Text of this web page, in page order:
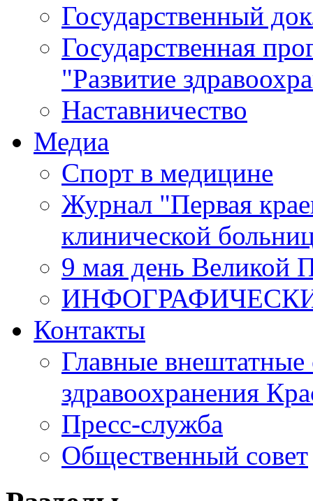
Государственный
Государственная
"Развитие
Наставничество
Медиа
Спорт в медицине
Журнал "Первая
клинической
9 мая день Великой
Контакты
Главные внештатные
здравоохранения
Пресс-служба
Общественный совет